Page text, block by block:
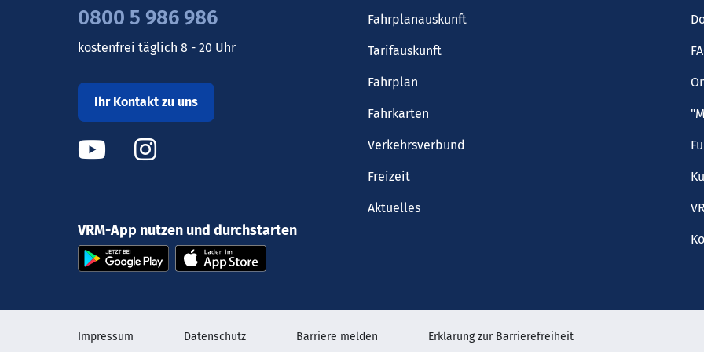
0800 5 986 986
kostenfrei täglich 8 - 20 Uhr
Ihr Kontakt zu uns
VRM-App nutzen und durchstarten
Fahrplanauskunft
Tarifauskunft
Fahrplan
Fahrkarten
Verkehrsverbund
Freizeit
Aktuelles
Impressum Datenschutz Barriere melden Erklärung zur Barrierefreiheit